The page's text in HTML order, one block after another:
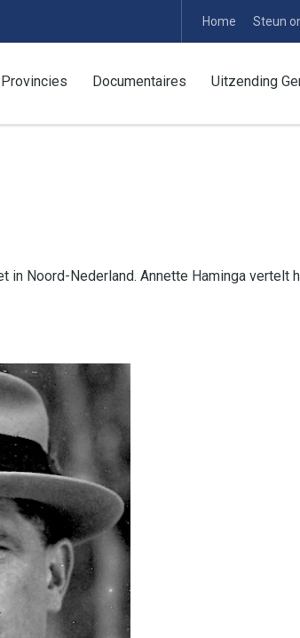
Home Steun
Provincies Documentaires Uitzending
in Noord-Nederland. Annette Haminga vertelt